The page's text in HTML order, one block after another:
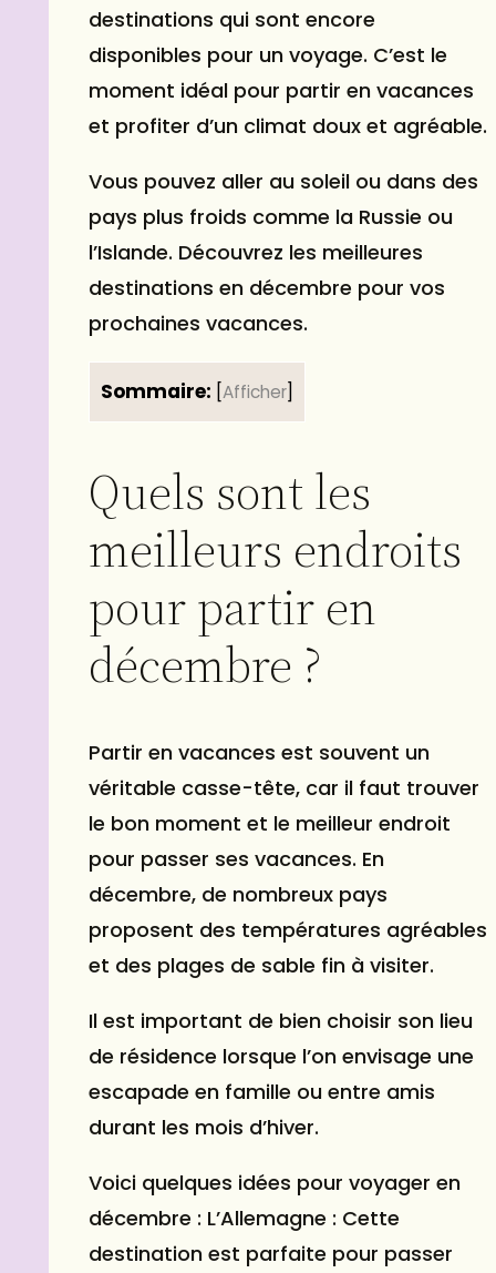
destinations qui sont encore
disponibles pour un voyage. C’est le
moment idéal pour partir en vacances
et profiter d’un climat doux et agréable.
Vous pouvez aller au soleil ou dans des
pays plus froids comme la Russie ou
l’Islande. Découvrez les meilleures
destinations en décembre pour vos
prochaines vacances.
Sommaire: Afficher
Quels sont les
meilleurs endroits
pour partir en
décembre ?
Partir en vacances est souvent un
véritable casse-tête, car il faut trouver
le bon moment et le meilleur endroit
pour passer ses vacances. En
décembre, de nombreux pays
proposent des températures agréables
et des plages de sable fin à visiter.
Il est important de bien choisir son lieu
de résidence lorsque l’on envisage une
escapade en famille ou entre amis
durant les mois d’hiver.
Voici quelques idées pour voyager en
décembre : L’Allemagne : Cette
destination est parfaite pour passer